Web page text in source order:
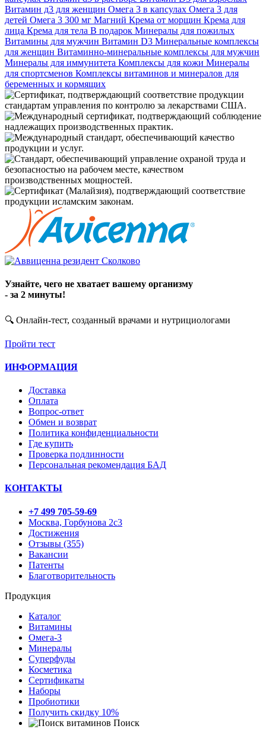
Витамин д3 для женщин Омега 3 в капсулах Омега 3 для
детей Омега 3 300 мг Магний Крема от морщин Крема для
лица Крема для тела В подарок Минералы для пожилых
Витамины для мужчин Витамин D3 Минеральные комплексы
для женщин Витаминно-минеральные комплексы для мужчин
Минералы для иммунитета Комплексы для кожи Минералы
для спортсменов Комплексы витаминов и минералов для
беременных и кормящих
Узнайте, чего не хватает вашему организму
- за 2 минуты!
🔍 Онлайн-тест, созданный врачами и нутрициологами
Пройти тест
ИНФОРМАЦИЯ
Доставка
Оплата
Вопрос-ответ
Обмен и возврат
Политика конфиденциальности
Где купить
Проверка подлинности
Персональная рекомендация БАД
КОНТАКТЫ
+7 499 705-59-69
Москва, Горбунова 2с3
Достижения
Отзывы (355)
Вакансии
Патенты
Благотворительность
Продукция
Каталог
Витамины
Омега-3
Минералы
Суперфуды
Косметика
Сертификаты
Наборы
Пробиотики
Получить скидку 10%
Поиск